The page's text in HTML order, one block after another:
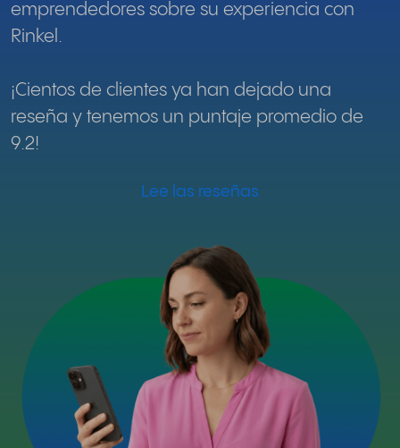
emprendedores sobre su experiencia con
Rinkel.
¡Cientos de clientes ya han dejado una
reseña y tenemos un puntaje promedio de
9.2!
Lee las reseñas